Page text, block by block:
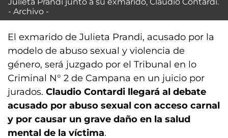
- Archivo -
El exmarido de Julieta Prandi, acusado por la
modelo de abuso sexual y violencia de
género, será juzgado por el Tribunal en lo
Criminal N° 2 de Campana en un juicio por
jurados. Claudio Contardi llegará al debate
acusado por abuso sexual con acceso carnal
y por causar un grave daño en la salud
mental de la víctima.